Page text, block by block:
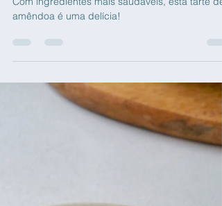
23 de dez. de 2020
Tarte de amêndoa
Com ingredientes mais saudáveis, esta tarte de
amêndoa é uma delícia!